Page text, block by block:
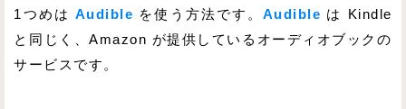
1つめは Audible を使う方法です。Audible は Kindle
と同じく、Amazon が提供しているオーディオブックの
サービスです。